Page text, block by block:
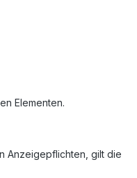
Elementen.
Anzeigepflichten, gilt die